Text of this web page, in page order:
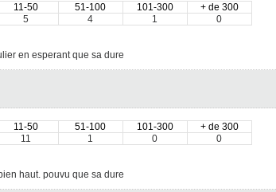
11-50 51-100 101-300
+ de 300
5 4 1
0
en esperant que sa dure
11-50 51-100 101-300
+ de 300
11 1 0
0
haut. pouvu que sa dure